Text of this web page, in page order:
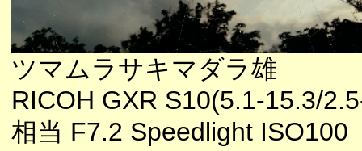
ツマムラサキマダラ雄
RICOH GXR S10(5.1-15.3/
相当 F7.2 Speedlight ISO100